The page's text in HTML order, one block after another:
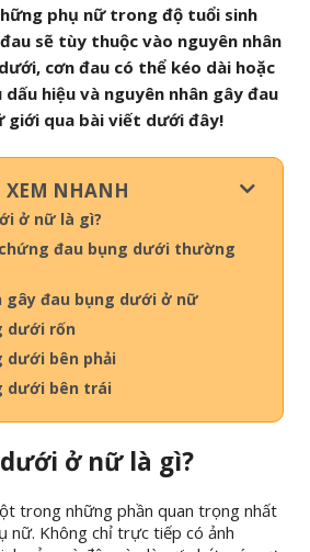
phụ nữ trong độ tuổi sinh
sẽ tùy thuộc vào nguyên nhân
cơn đau có thể kéo dài hoặc
hiệu và nguyên nhân gây đau
giới qua bài viết dưới đây!
XEM NHANH
ở nữ là gì?
đau bụng dưới thường
gây đau bụng dưới ở nữ
dưới rốn
dưới bên phải
dưới bên trái
ở nữ là gì?
trong những phần quan trọng nhất
nữ. Không chỉ trực tiếp có ảnh